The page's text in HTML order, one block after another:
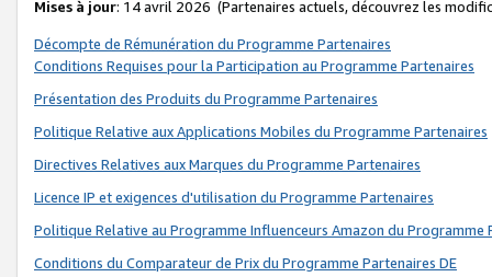
Mises à jour: 14 avril 2026 (Partenaires actuels, découvrez les
Décompte de Rémunération du Programme Partenaires
Conditions Requises pour la Participation au Programme Partenaires
Présentation des Produits du Programme Partenaires
Politique Relative aux Applications Mobiles du Programme Partenaires
Directives Relatives aux Marques du Programme Partenaires
Licence IP et exigences d'utilisation du Programme Partenaires
Politique Relative au Programme Influenceurs Amazon du Programme
Conditions du Comparateur de Prix du Programme Partenaires DE